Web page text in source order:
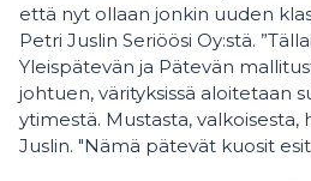
että nyt ollaan jonkin uuden
Petri Juslin Seriöösi Oy:stä.
Yleispätevän ja Pätevän
johtuen, värityksissä aloitetaan
ytimestä. Mustasta, valkoisesta,
Juslin. "Nämä pätevät kuosit